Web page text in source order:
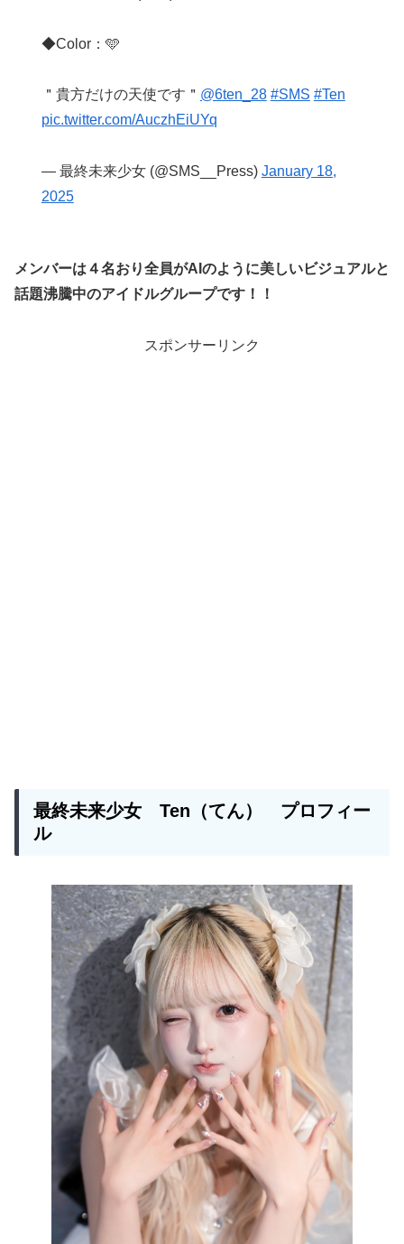
◆Color：🩵
＂貴方だけの天使です＂ @6ten_28 #SMS #Ten
pic.twitter.com/AuczhEiUYq
— 最終未来少女 (@SMS__Press) January 18,
2025
メンバーは４名おり全員がAIのように美しいビジュアルと
話題沸騰中のアイドルグループです！！
スポンサーリンク
最終未来少女 Ten （てん）
プロフィー
ル